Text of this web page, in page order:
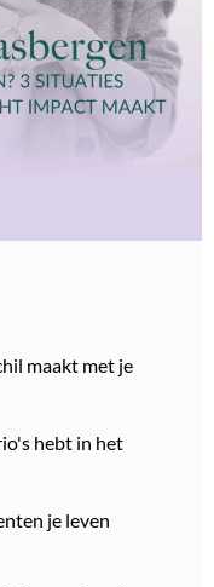
maakt met je
hebt in het
je leven